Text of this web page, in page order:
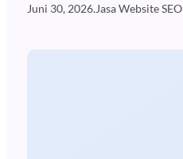
Juni 30, 2026.Jasa Website SEO